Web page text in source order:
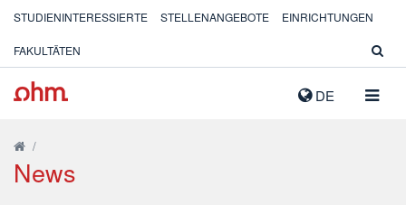
DE
STUDIENINTERESSIERTE STELLENANGEBOTE EINRICHTUNGEN
FAKULTÄTEN
/
News